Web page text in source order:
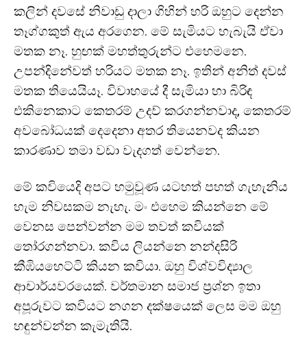
කලින් දවසේ නිවාඩු දාලා ගිහින් හරි ඔහුට දෙන්න
තෑග්ගකුත් ඇය අරගෙන. මේ සැමියට හැබැයි ඒවා
මතක නෑ. හුඟක් මහත්තුරුන්ට එහෙමනෙ.
උපන්දිනේවත් හරියට මතක නෑ. ඉතින් අනිත් දවස්
මතක තියෙයියෑ. විවාහයේ දී සැමියා හා බිරිඳ
එකිනෙකාට කෙතරම් උදව් කරගන්නවාද, කෙතරම්
අවබෝධයක් දෙදෙනා අතර තියෙනවද කියන
කාරණාව තමා වඩා වැදගත් වෙන්නෙ.
මේ කවියෙදි අපට හමුවූණ යටහත් පහත් ගැහැනිය
හැම නිවසකම නැහැ. මං එහෙම කියන්නෙ මේ
වෙනස පෙන්වන්න මම තවත් කවියක්
තෝරගන්නවා. කවිය ලියන්නෙ නන්දසිරි
කීඹියහෙට්ටි කියන කවියා. ඔහු විශ්වවිද්‍යාල
ආචාර්යවරයෙක්. වර්තමාන සමාජ ප්‍රශ්න ඉතා
අපූරුවට කවියට නගන දක්ෂයෙක් ලෙස මම ඔහු
හඳුන්වන්න කැමැතියි.